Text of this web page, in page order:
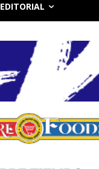
EDITORIAL